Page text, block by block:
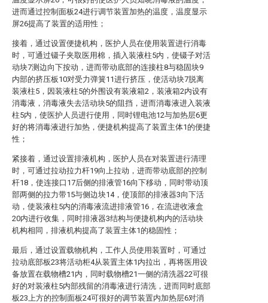
进而通过控制面板24进行调节装置加热的温度，温度显示
屏26提高了装置的适用性；
接着，通过设置便捷机构，医护人员在使用装置进行消毒
时，可通过镊子夹取医用棉，插入装液柱5内，使镊子对活
动块7测边向下按动，进而带动底部的连接柱8与稳固块9
内部的挤压板10对受力弹簧11进行挤压，使活动块7脱离
装液柱5，因装液柱5的外围设有装液箱2，装液箱2内设有
消毒液，消毒液失去活动块5的阻挡，进而消毒液进入装液
柱5内，使医护人员进行使用，同时锂电池12与加热层6更
好的将消毒液进行加热，便捷机构提高了装置主体1的便捷
性；
紧接着，通过设置排液机构，医护人员在对装置进行清理
时，可通过拉动拉力杆19向上拉动，进而带动底部的控制
杆18，使连接口17后侧的排液管16向下移动，同时带动顶
部两侧的拉力带15与侧边块14，使顶部的排液器3向下活
动，使装液柱5内的消毒液流进排液管16，在流进收液盒
20内进行收集，同时排液器3结构与便捷机构内的活动块
机构相同，排液机构提高了装置主体1的稳固性；
最后，通过设置载物机构，工作人员使用装置时，可通过
拉动底部板23将活动柜4从装置主体1内拉出，再将医用设
备放置在载物槽21内，同时载物槽21一侧的清洗器22可很
好的对装液柱5内部残留的消毒液进行清洗，进而同时底部
板23上方的控制面板24可很好的调节装置内加热层6对消